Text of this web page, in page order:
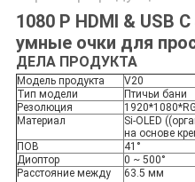
1080 P HDMI & USB
умные очки для
ДЕЛА ПРОДУКТА
Модель продукта
V20
Тип модели
Птичьи бани
Резолюция
Материал
Si-OLED
на основе
ПОВ
41°
Диоптор
0 ~ 500°
Расстояние между
63.5 мм